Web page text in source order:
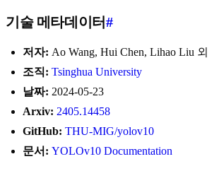
기술 메타데이터#
저자: Ao Wang, Hui Chen, Lihao Liu 외
조직: Tsinghua University
날짜: 2024-05-23
Arxiv: 2405.14458
GitHub: THU-MIG/yolov10
문서: YOLOv10 Documentation